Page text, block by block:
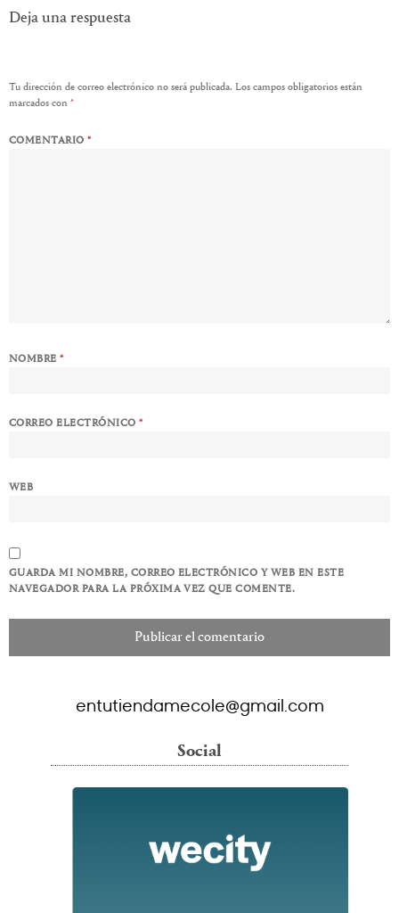
Deja una respuesta
Tu dirección de correo electrónico no será publicada. Los campos obligatorios están
marcados con *
COMENTARIO*
NOMBRE*
CORREO ELECTRÓNICO*
WEB
GUARDA MI NOMBRE, CORREO ELECTRÓNICO Y WEB EN ESTE
NAVEGADOR PARA LA PRÓXIMA VEZ QUE COMENTE.
entutiendamecole@gmail.com
Social